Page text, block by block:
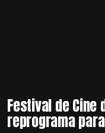
Festival de Cine
reprograma